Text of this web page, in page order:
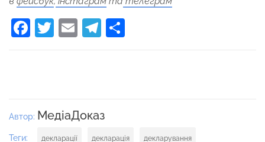
Facebook
Twitter
EmailTelegram
Автор: МедіаДоказ
Теги: декларації декларація декларування